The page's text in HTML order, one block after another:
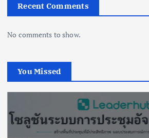
Recent Comments
No comments to show.
You Missed